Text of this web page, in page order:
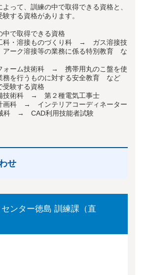
よって、訓練の中で取得できる資格と、
験する資格があります。
で取得できる資格
科・溶接ものづくり科 → ガス溶接技
アーク溶接等の業務に係る特別教育 な
ォーム技術科 → 携帯用丸のこ盤を使
務を行うものに対する安全教育 など
験する資格
技術科 → 第２種電気工事士
画科 → インテリアコーディネーター
科 → CAD利用技能者試験
せ
ンター徳島 訓練課（直